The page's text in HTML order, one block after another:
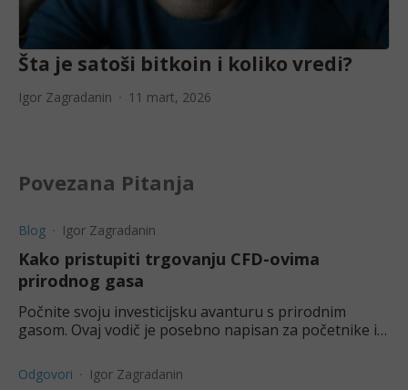
Šta je satoši bitkoin i koliko vredi?
Igor Zagradanin 11 mart, 2026
Povezana Pitanja
Blog Igor Zagradanin
Kako pristupiti trgovanju CFD-ovima
prirodnog gasa
Počnite svoju investicijsku avanturu s prirodnim
gasom. Ovaj vodič je posebno napisan za početnike i
Odgovori Igor Zagradanin